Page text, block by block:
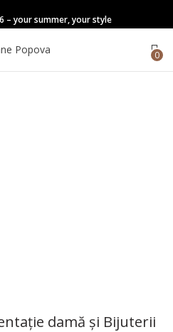
– your summer, your style
0
damă și Bijuterii